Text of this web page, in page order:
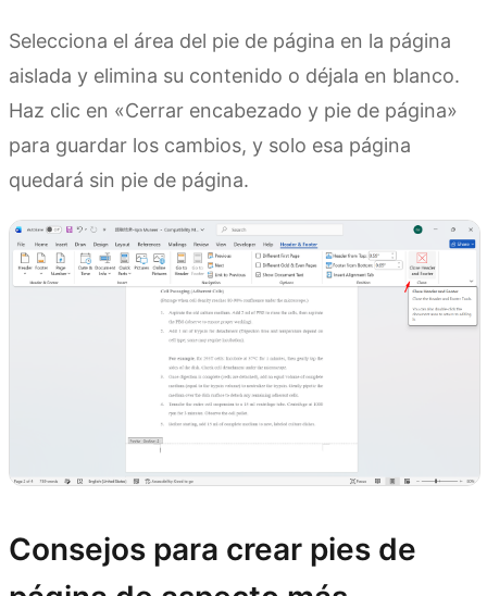
Selecciona el área del pie de página en la página
aislada y elimina su contenido o déjala en blanco.
Haz clic en «Cerrar encabezado y pie de página»
para guardar los cambios, y solo esa página
quedará sin pie de página.
Consejos para crear pies de